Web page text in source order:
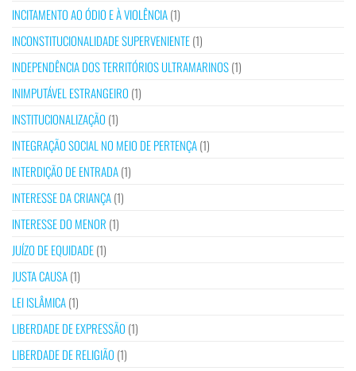
INCITAMENTO AO ÓDIO E À VIOLÊNCIA(1)
INCONSTITUCIONALIDADE SUPERVENIENTE(1)
INDEPENDÊNCIA DOS TERRITÓRIOS ULTRAMARINOS(1)
INIMPUTÁVEL ESTRANGEIRO (1)
INSTITUCIONALIZAÇÃO (1)
INTEGRAÇÃO SOCIAL NO MEIO DE PERTENÇA(1)
INTERDIÇÃO DE ENTRADA(1)
INTERESSE DA CRIANÇA(1)
INTERESSE DO MENOR (1)
JUÍZO DE EQUIDADE(1)
JUSTA CAUSA(1)
LEI ISLÂMICA(1)
LIBERDADE DE EXPRESSÃO (1)
LIBERDADE DE RELIGIÃO (1)